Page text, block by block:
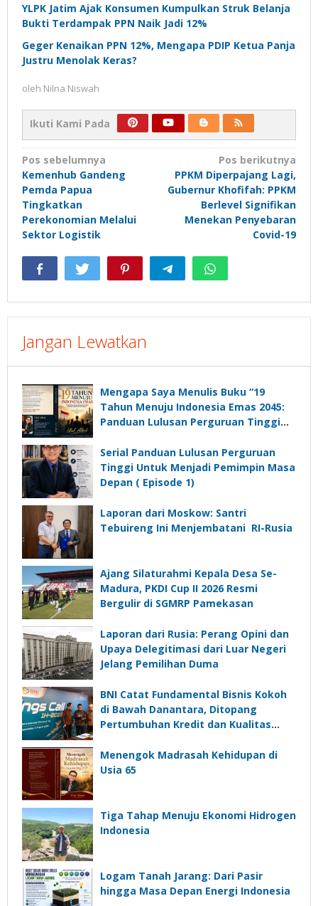
YLPK Jatim Ajak Konsumen Kumpulkan Struk Belanja
Bukti Terdampak PPN Naik Jadi 12%
Geger Kenaikan PPN 12%, Mengapa PDIP Ketua Panja
Justru Menolak Keras?
oleh Nilna Niswah
Ikuti Kami Pada
Navigasi
pos
Pos sebelumnya
Kemenhub Gandeng
Pemda Papua
Tingkatkan
Perekonomian Melalui
Sektor Logistik
Pos berikutnya
PPKM Diperpajang Lagi,
Gubernur Khofifah: PPKM
Berlevel Signifikan
Menekan Penyebaran
Covid-19
Jangan Lewatkan
Mengapa Saya Menulis Buku “19
Tahun Menuju Indonesia Emas 2045:
Panduan Lulusan Perguruan Tinggi
Depan”?
Serial Panduan Lulusan Perguruan
Tinggi Untuk Menjadi Pemimpin Masa
Depan ( Episode 1)
Laporan dari Moskow: Santri
Tebuireng Ini Menjembatani RI-Rusia
Ajang Silaturahmi Kepala Desa Se-
Madura, PKDI Cup II 2026 Resmi
Bergulir di SGMRP Pamekasan
Laporan dari Rusia: Perang Opini dan
Upaya Delegitimasi dari Luar Negeri
Jelang Pemilihan Duma
BNI Catat Fundamental Bisnis Kokoh
di Bawah Danantara, Ditopang
Pertumbuhan Kredit dan Kualitas
Menengok Madrasah Kehidupan di
Usia 65
Tiga Tahap Menuju Ekonomi Hidrogen
Indonesia
Logam Tanah Jarang: Dari Pasir
hingga Masa Depan Energi Indonesia